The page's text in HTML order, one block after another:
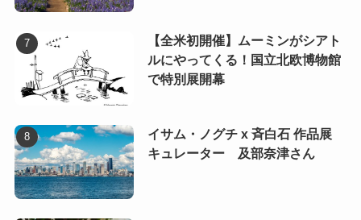
【全米初開催】ムーミンがシアト
ルにやってくる！国立北欧博物館
で特別展開幕
イサム・ノグチ x 斉白石 作品展
キュレーター 及部奈津さん